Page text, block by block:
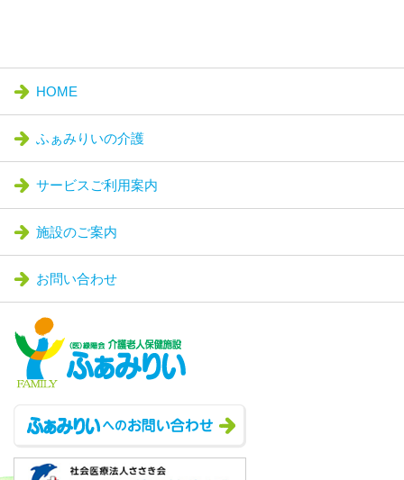
HOME
ふぁみりいの介護
サービスご利用案内
施設のご案内
お問い合わせ